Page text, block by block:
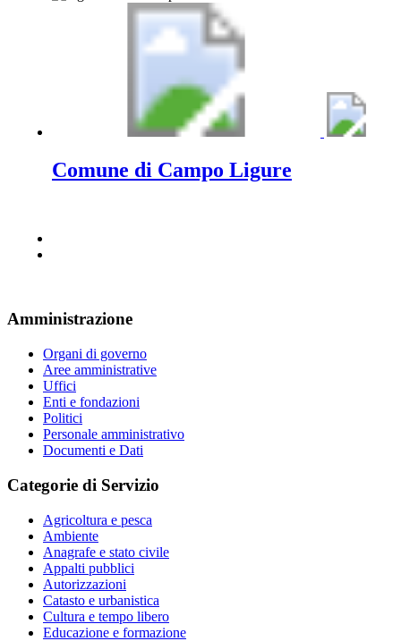
Comune di Campo Ligure
Amministrazione
Organi di governo
Aree amministrative
Uffici
Enti e fondazioni
Politici
Personale amministrativo
Documenti e Dati
Categorie di Servizio
Agricoltura e pesca
Ambiente
Anagrafe e stato civile
Appalti pubblici
Autorizzazioni
Catasto e urbanistica
Cultura e tempo libero
Educazione e formazione